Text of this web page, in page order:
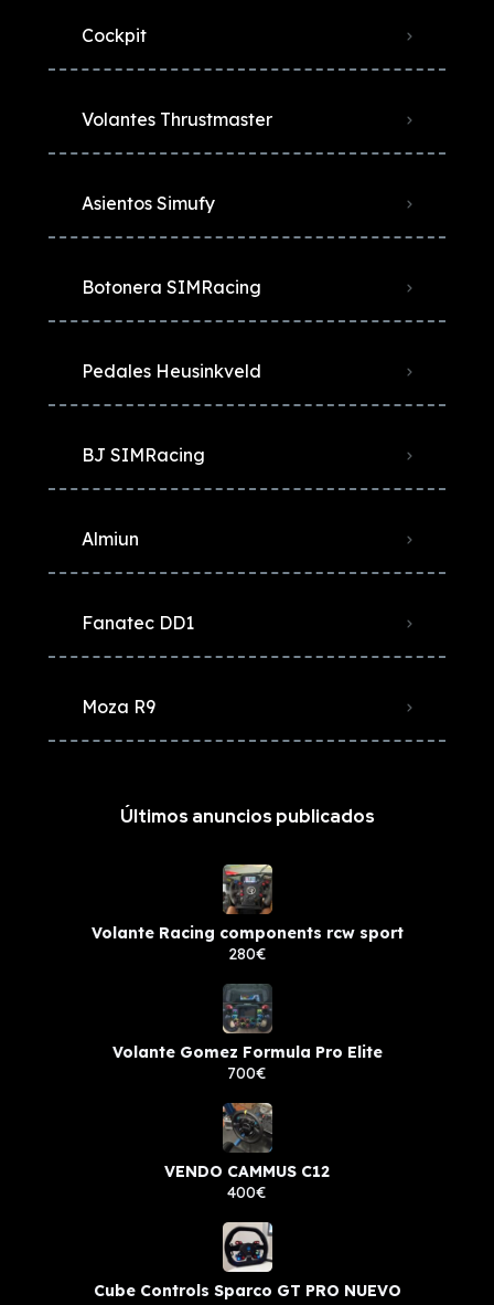
Cockpit
Volantes Thrustmaster
Asientos Simufy
Botonera SIMRacing
Pedales Heusinkveld
BJ SIMRacing
Almiun
Fanatec DD1
Moza R9
Últimos anuncios publicados
Volante Racing components rcw sport
280€
Volante Gomez Formula Pro Elite
700€
VENDO CAMMUS C12
400€
Cube Controls Sparco GT PRO NUEVO